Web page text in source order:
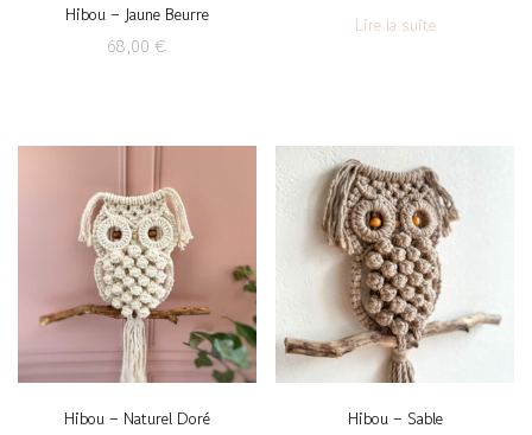
Hibou – Jaune Beurre
68,00€
Lire la suite
Hibou – Naturel Doré Hibou – Sable